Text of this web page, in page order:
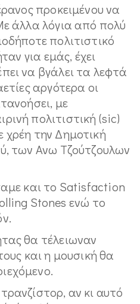
προκειμένου να
άλλα λόγια από πολύ
πολιτιστικό
για εμάς, έχει
να βγάλει τα λεφτά
αργότερα οι
με
πολιτιστική (sic)
την Δημοτική
των Ανω Τζούτζουλων
και το Satisfaction
Stones ενώ το
θα τέλειωναν
και η μουσική θα
αν κι αυτό